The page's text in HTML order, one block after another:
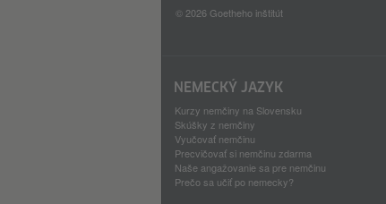
© 2026 Goetheho inštitút
NEMECKÝ JAZYK
Kurzy nemčiny na Slovensku
Skúšky z nemčiny
Vyučovať nemčinu
Precvičovať si nemčinu zdarma
Naše angažovanie sa pre nemčinu
Prečo sa učiť po nemecky?